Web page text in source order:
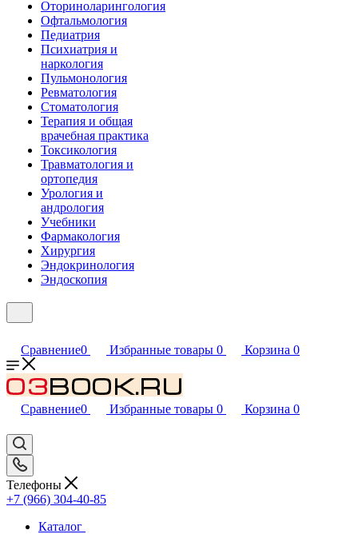
Оториноларингология
Офтальмология
Педиатрия
Психиатрия и
наркология
Пульмонология
Ревматология
Стоматология
Терапия и общая
врачебная практика
Токсикология
Травматология и
ортопедия
Урология и
андрология
Учебники
Фармакология
Хирургия
Эндокринология
Эндоскопия
Сравнение0 Избранные товары 0 Корзина 0
Сравнение0 Избранные товары 0 Корзина 0
Телефоны
+7 (966) 304-40-85
Каталог